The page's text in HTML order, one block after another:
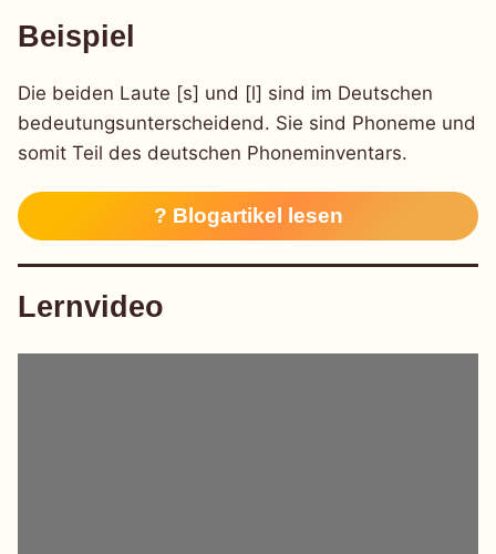
Beispiel
Die beiden Laute [s] und [l] sind im Deutschen
bedeutungsunterscheidend. Sie sind Phoneme und
somit Teil des deutschen Phoneminventars.
? Blogartikel lesen
Lernvideo